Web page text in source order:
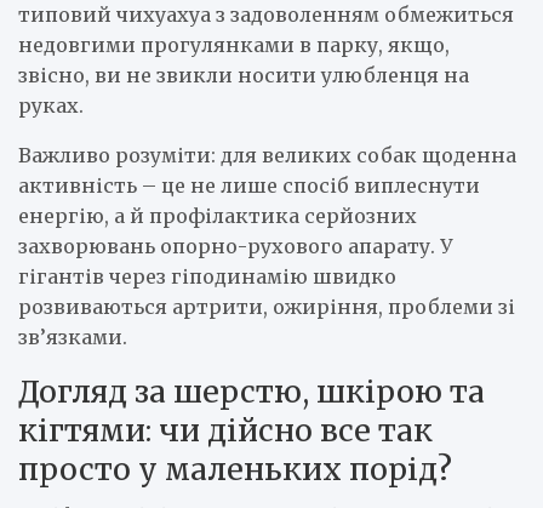
типовий чихуахуа з задоволенням обмежиться
недовгими прогулянками в парку, якщо,
звісно, ви не звикли носити улюбленця на
руках.
Важливо розуміти: для великих собак щоденна
активність – це не лише спосіб виплеснути
енергію, а й профілактика серйозних
захворювань опорно-рухового апарату. У
гігантів через гіподинамію швидко
розвиваються артрити, ожиріння, проблеми зі
зв’язками.
Догляд за шерстю, шкірою та
кігтями: чи дійсно все так
просто у маленьких порід?